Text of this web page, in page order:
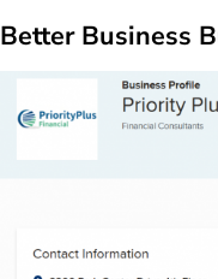
Better Business